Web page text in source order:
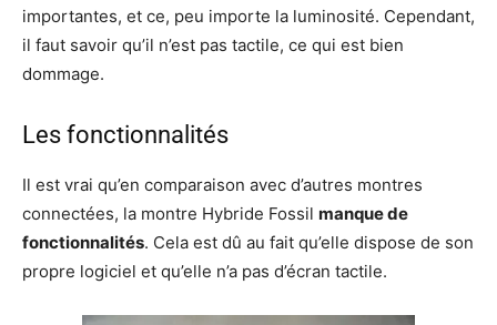
importantes, et ce, peu importe la luminosité. Cependant,
il faut savoir qu’il n’est pas tactile, ce qui est bien
dommage.
Les fonctionnalités
Il est vrai qu’en comparaison avec d’autres montres
connectées, la montre Hybride Fossil manque de
fonctionnalités. Cela est dû au fait qu’elle dispose de son
propre logiciel et qu’elle n’a pas d’écran tactile.